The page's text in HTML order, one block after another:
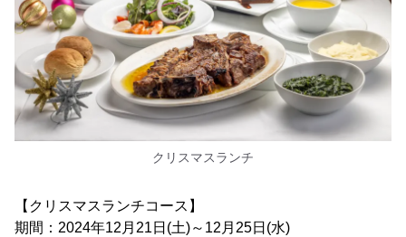
クリスマスランチ
【クリスマスランチコース】
期間：2024年12月21日(土)～12月25日(水)